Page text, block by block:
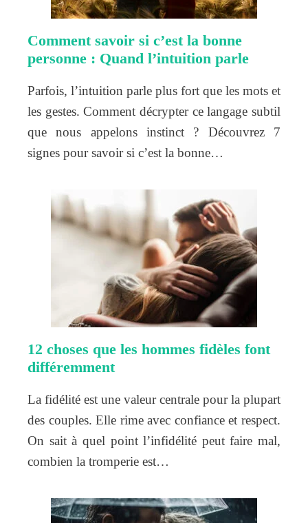
Comment savoir si c’est la bonne
personne : Quand l’intuition parle
Parfois, l’intuition parle plus fort que les mots et
les gestes. Comment décrypter ce langage subtil
que nous appelons instinct ? Découvrez 7
signes pour savoir si c’est la bonne…
12 choses que les hommes fidèles font
différemment
La fidélité est une valeur centrale pour la plupart
des couples. Elle rime avec confiance et respect.
On sait à quel point l’infidélité peut faire mal,
combien la tromperie est…